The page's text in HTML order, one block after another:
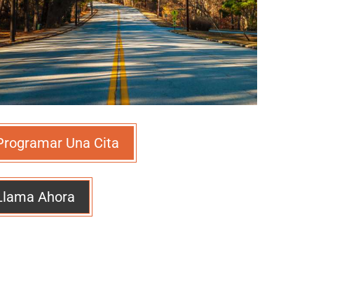
Una Cita
Ahora